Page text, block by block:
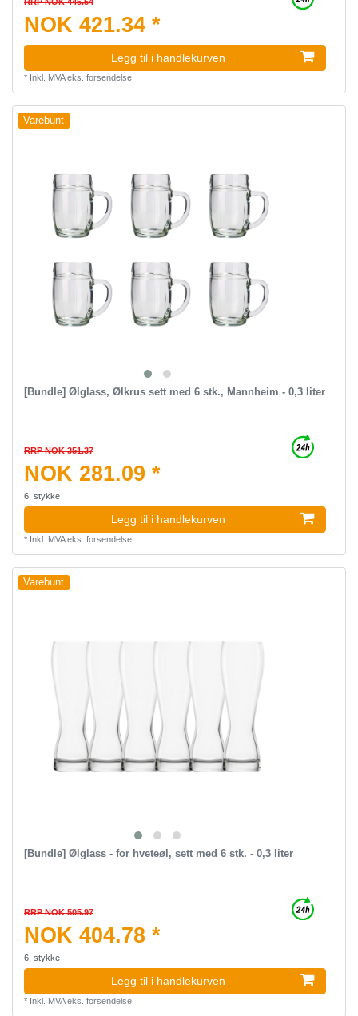
NOK 421.34 *
Legg til i handlekurven
* Inkl. MVAeks. forsendelse
Varebunt
[Bundle] Ølglass, Ølkrus sett med 6 stk., Mannheim - 0,3 liter
RRP NOK 351.37
NOK 281.09 *
6 stykke
Legg til i handlekurven
* Inkl. MVAeks. forsendelse
Varebunt
[Bundle] Ølglass - for hveteøl, sett med 6 stk. - 0,3 liter
RRP NOK 505.97
NOK 404.78 *
6 stykke
Legg til i handlekurven
* Inkl. MVAeks. forsendelse